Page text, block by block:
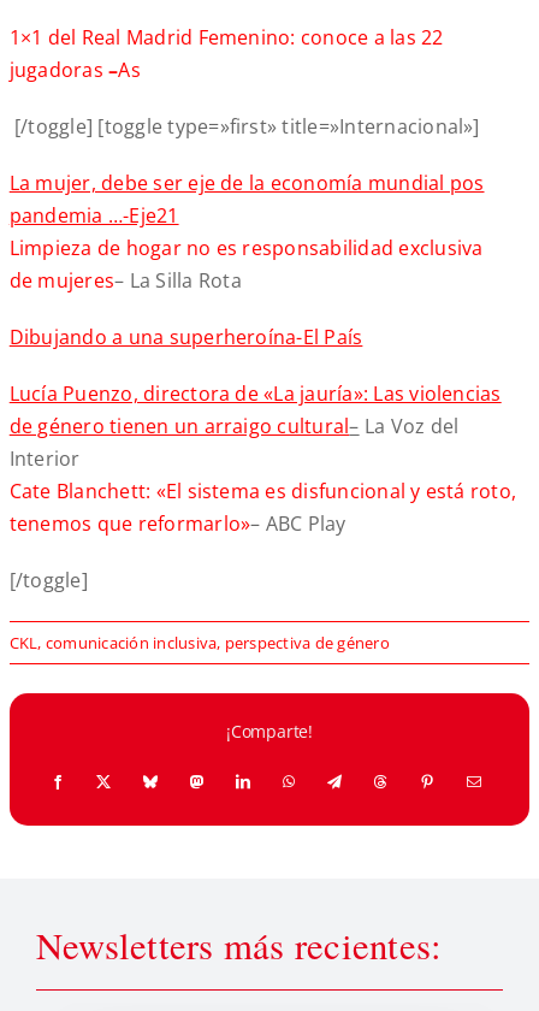
1×1 del Real Madrid Femenino: conoce a las 22
jugadoras –As
[/toggle] [toggle type=»first» title=»Internacional»]
La mujer, debe ser eje de la economía mundial pos
pandemia …-Eje21
Limpieza de hogar no es responsabilidad exclusiva
de mujeres– La Silla Rota
Dibujando a una superheroína-El País
Lucía Puenzo, directora de «La jauría»: Las violencias
de género tienen un arraigo cultural– La Voz del
Interior
Cate Blanchett: «El sistema es disfuncional y está roto,
tenemos que reformarlo»– ABC Play
[/toggle]
CKL, comunicación inclusiva, perspectiva de género
¡Comparte!
Newsletters más recientes: